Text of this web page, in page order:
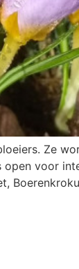
Ze
voor